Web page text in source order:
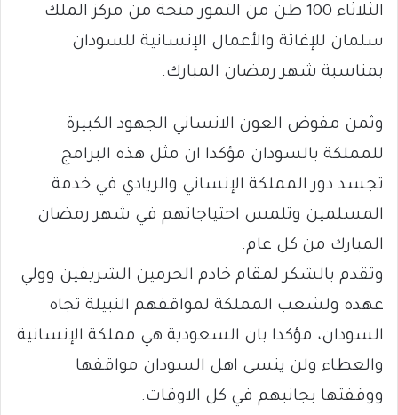
الثلاثاء 100 طن من التمور منحة من مركز الملك
سلمان للإغاثة والأعمال الإنسانية للسودان
بمناسبة شهر رمضان المبارك.
وثمن مفوض العون الانساني الجهود الكبيرة
للمملكة بالسودان مؤكدا ان مثل هذه البرامج
تجسد دور المملكة الإنساني والريادي في خدمة
المسلمين وتلمس احتياجاتهم في شهر رمضان
المبارك من كل عام.
وتقدم بالشكر لمقام خادم الحرمين الشريفين وولي
عهده ولشعب المملكة لمواقفهم النبيلة تجاه
السودان، مؤكدا بان السعودية هي مملكة الإنسانية
والعطاء ولن ينسى اهل السودان مواقفها
ووقفتها بجانبهم في كل الاوقات.